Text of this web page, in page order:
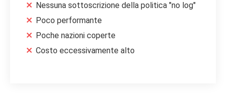
Nessuna sottoscrizione della politica "no log"
Poco performante
Poche nazioni coperte
Costo eccessivamente alto